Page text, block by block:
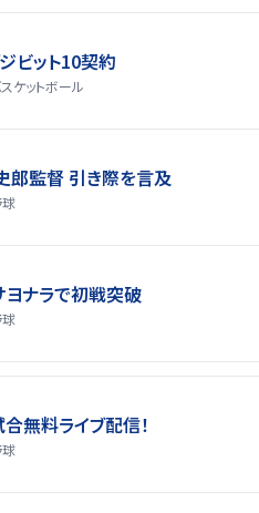
ビット10契約
ケットボール
郎監督 引き際を言及
ナラで初戦突破
無料ライブ配信！